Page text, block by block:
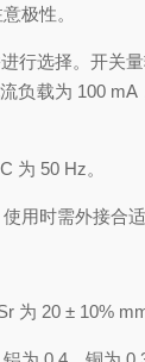
极性。
行选择。开关
负载为 100
为 50 Hz。
用时需外接合
为 20 ± 10%